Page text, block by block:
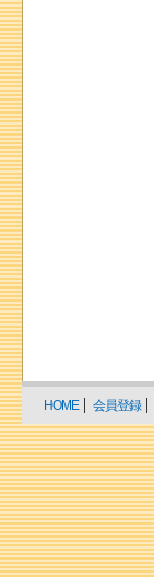
HOME 会員登録